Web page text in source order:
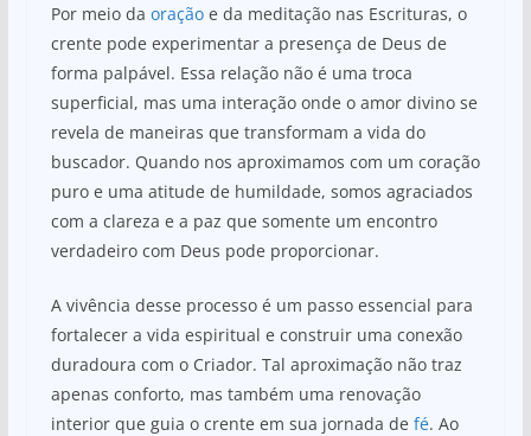
Por meio da oraçãoe da meditação nas Escrituras, o
crente pode experimentar a presença de Deus de
forma palpável. Essa relação não é uma troca
superficial, mas uma interação onde o amor divino se
revela de maneiras que transformam a vida do
buscador. Quando nos aproximamos com um coração
puro e uma atitude de humildade, somos agraciados
com a clareza e a paz que somente um encontro
verdadeiro com Deus pode proporcionar.
A vivência desse processo é um passo essencial para
fortalecer a vida espiritual e construir uma conexão
duradoura com o Criador. Tal aproximação não traz
apenas conforto, mas também uma renovação
interior que guia o crente em sua jornada de fé. Ao